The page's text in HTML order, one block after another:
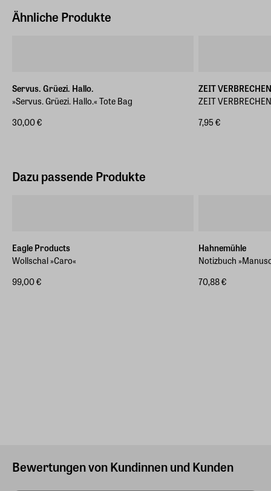
Deutschland (EU)
Ähnliche Produkte
Servus. Grüezi. Hallo.
»Servus. Grüezi. Hallo.« Tote Bag
30,00 €
ZEIT VERBRECHEN
ZEIT
7,95 €
Dazu passende Produkte
Eagle Products
Wollschal »Caro«
99,00 €
Hahnemühle
Notizbuch
70,88 €
Bewertungen von Kundinnen und Kunden